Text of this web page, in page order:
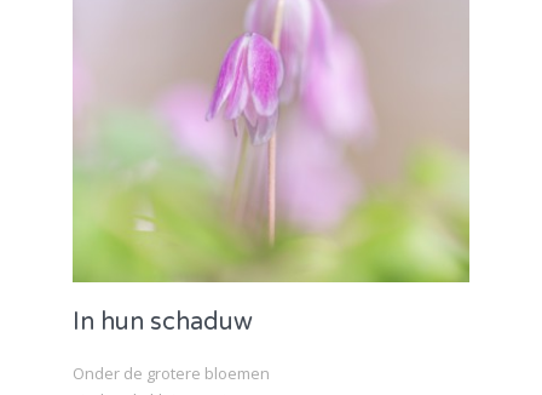
In hun schaduw
Onder de grotere bloemen